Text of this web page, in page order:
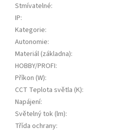
Stmívatelné:
IP:
Kategorie:
Autonomie:
Materiál (základna):
HOBBY/PROFI:
Příkon (W):
CCT Teplota světla (K):
Napájení:
Světelný tok (lm):
Třída ochrany: